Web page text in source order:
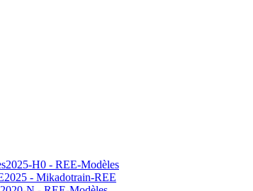
2025-H0 - REE-Modèles
2025 - Mikadotrain-REE